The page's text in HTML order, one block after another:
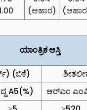
(ಆಹಾರ)
ಯಾಂತ್ರಿಕ ಆಸ್ತಿ
(ಬಿಕೆ)
A5(%) ಆರ್‌ಎಂ